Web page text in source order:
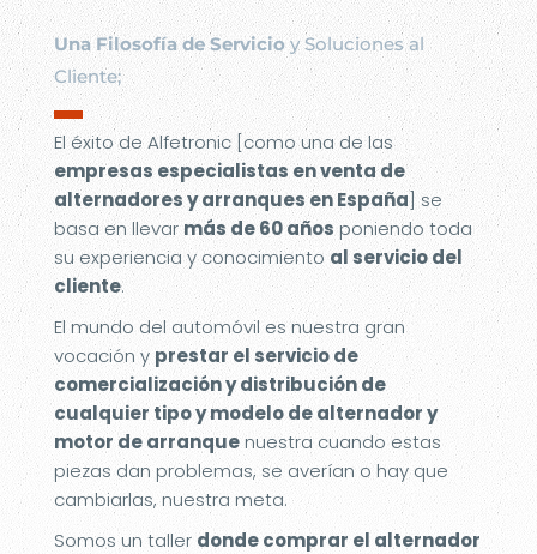
Una Filosofía de Servicioy Soluciones al
Cliente;
▬
El éxito de Alfetronic [como una de las
empresas especialistas en venta de
alternadores y arranques en España] se
basa en llevar más de 60 años poniendo toda
su experiencia y conocimiento al servicio del
cliente.
El mundo del automóvil es nuestra gran
vocación y prestar el servicio de
comercialización y distribución de
cualquier tipo y modelo de alternador y
motor de arranquenuestra cuando estas
piezas dan problemas, se averían o hay que
cambiarlas, nuestra meta.
Somos un taller donde comprar el alternador